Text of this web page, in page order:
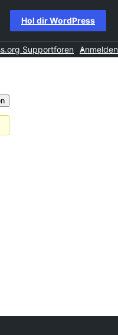
Hol dir WordPress
Supportforen Anmelden